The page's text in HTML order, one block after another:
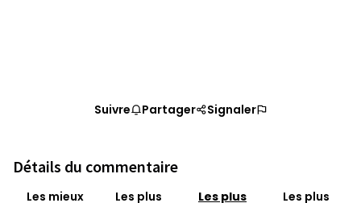
Suivre Partager Signaler
Détails du commentaire
Les mieux
Les plus
Les plus
Les plus